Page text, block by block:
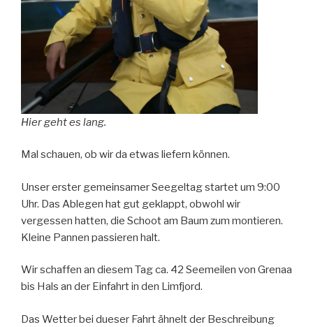
Hier geht es lang.
Mal schauen, ob wir da etwas liefern können.
Unser erster gemeinsamer Seegeltag startet um 9:00
Uhr. Das Ablegen hat gut geklappt, obwohl wir
vergessen hatten, die Schoot am Baum zum montieren.
Kleine Pannen passieren halt.
Wir schaffen an diesem Tag ca. 42 Seemeilen von Grenaa
bis Hals an der Einfahrt in den Limfjord.
Das Wetter bei dueser Fahrt ähnelt der Beschreibung